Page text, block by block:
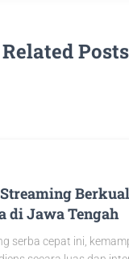
Related Posts
di Jawa Tengah
serba cepat ini,